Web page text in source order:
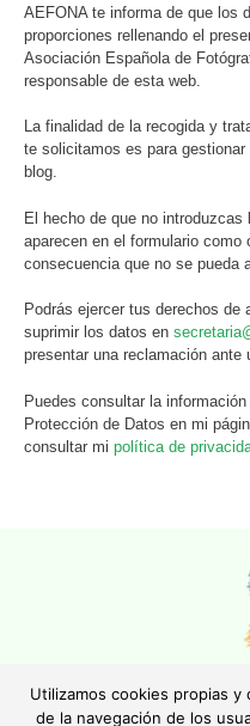
AEFONA te informa de que los
proporciones rellenando el
Asociación Española de
responsable de esta web.
La finalidad de la recogida y
te solicitamos es para
blog.
El hecho de que no
aparecen en el formulario como
consecuencia que no se pueda
Podrás ejercer tus derechos
suprimir los datos en
presentar una reclamación ante
Puedes consultar la
Protección de Datos en mi
consultar mi política de
Utilizamos cookies propias y
de la navegación de los